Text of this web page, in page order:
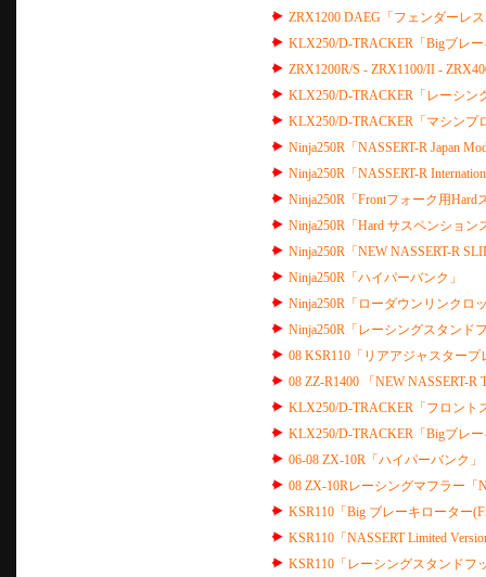
ZRX1200 DAEG「フェンダーレ
KLX250/D-TRACKER「Bigブレ
ZRX1200R/S - ZRX1100/II -
KLX250/D-TRACKER「レーシン
KLX250/D-TRACKER「マシンプ
Ninja250R「NASSERT-R Japan
Ninja250R「NASSERT-R
Ninja250R「Frontフォーク用Hard
Ninja250R「Hard サスペンショ
Ninja250R「NEW NASSERT-R
Ninja250R「ハイパーバンク」
Ninja250R「ローダウンリンクロ
Ninja250R「レーシングスタンド
08 KSR110「リアアジャスター
08 ZZ-R1400 「NEW NASSERT-
KLX250/D-TRACKER「フロント
KLX250/D-TRACKER「Bigブレ
06-08 ZX-10R「ハイパーバンク」
08 ZX-10Rレーシングマフラー「
KSR110「Big ブレーキローター
KSR110「NASSERT Limited
KSR110「レーシングスタンドフ